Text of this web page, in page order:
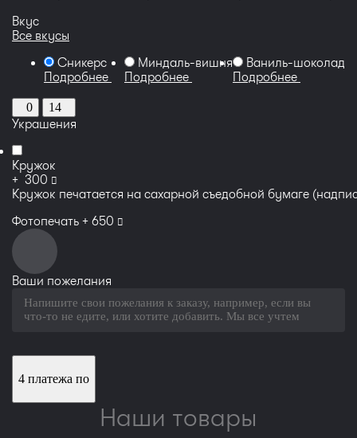
Вкус
Все вкусы
Сникерс
Подробнее
Миндаль-вишня
Подробнее
Ваниль-
Подробнее
0 14
Украшения
Кружок
+ 300 руб
Кружок печатается на сахарной съедобной бумаге
Фотопечать + 650 руб
Ваши пожелания
4 платежа по
Наши товары